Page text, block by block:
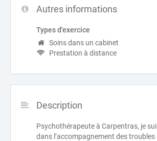
Autres informations
Types d'exercice
Soins dans un cabinet
Prestation à distance
Description
Psychothérapeute à Carpentras, je
dans l’accompagnement des troubles